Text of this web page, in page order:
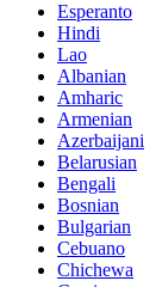
Esperanto
Hindi
Lao
Albanian
Amharic
Armenian
Azerbaijani
Belarusian
Bengali
Bosnian
Bulgarian
Cebuano
Chichewa